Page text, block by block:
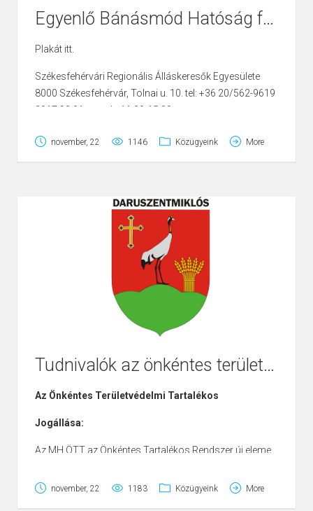
Egyenlő Bánásmód Hatóság februári ügyfélfogadása
Plakát itt.
Székesfehérvári Regionális Álláskeresők Egyesülete
8000 Székesfehérvár, Tolnai u. 10. tel: +36 20/562-9619
2017.02.01. szerda 11:30-15:30
2017.02.15. szerda 11:30-15:30
(bejárat az iskolaudvar felöli oldalon)
8000 Székesfehérvár, Rákóczi út 25. tel: +36 30/380-
2017.02.08. szerda 11:30-15:30
Rácalmás Város Önkormányzata Polgármesteri
2459 Rácalmás, Szigetfő u. 11-13. tel: +36 25/517 850
november, 22 1146 Közügyeink More
Tudnivalók az önkéntes területvédelmi tartalékos szolgálatról
Az Önkéntes Területvédelmi Tartalékos
Jogállása:
Az MH ÖTT az Önkéntes Tartalékos Rendszer új eleme,
korlátozottak:
november, 22 1183 Közügyeink More